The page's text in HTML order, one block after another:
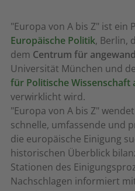
"Europa von A bis Z" ist ein
Europäische Politik, Berlin,
dem Centrum für
Universität München und
für Politische Wissenschaft
verwirklicht wird.
"Europa von A bis Z"
schnelle, umfassende und
die europäische Einigung
historischen Überblick
Stationen des
Nachschlagen informiert